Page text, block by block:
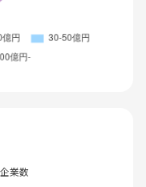
業数